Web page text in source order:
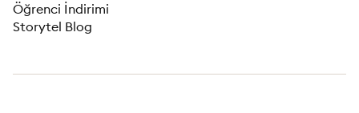
Öğrenci İndirimi
Storytel Blog